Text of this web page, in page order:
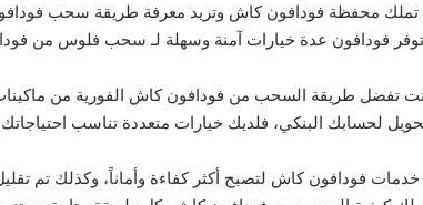
تملك محفظة فودافون كاش وتريد معرفة طريقة سحب
تفضل طريقة السحب من فودافون كاش الفورية من
لحسابك البنكي، فلديك خيارات متعددة تناسب
فودافون كاش لتصبح أكثر كفاءة وأماناً، وكذلك تم